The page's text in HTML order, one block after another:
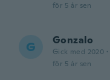
för 5 år sen
G Gonzalo
Gick med 2020 ·
för 5 år sen